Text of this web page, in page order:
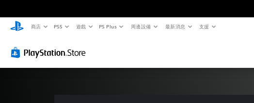
商店 PS5 遊戲 PS Plus 周邊設備 最新消息 支援